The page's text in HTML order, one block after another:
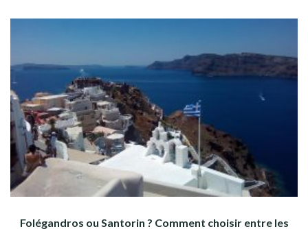
Folégandros ou Santorin ? Comment choisir entre les